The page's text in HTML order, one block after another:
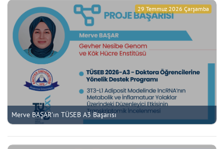
Merve BAŞAR'ın TÜSEB A3 Başarısı
29 Temmuz 2026 Çarşamba